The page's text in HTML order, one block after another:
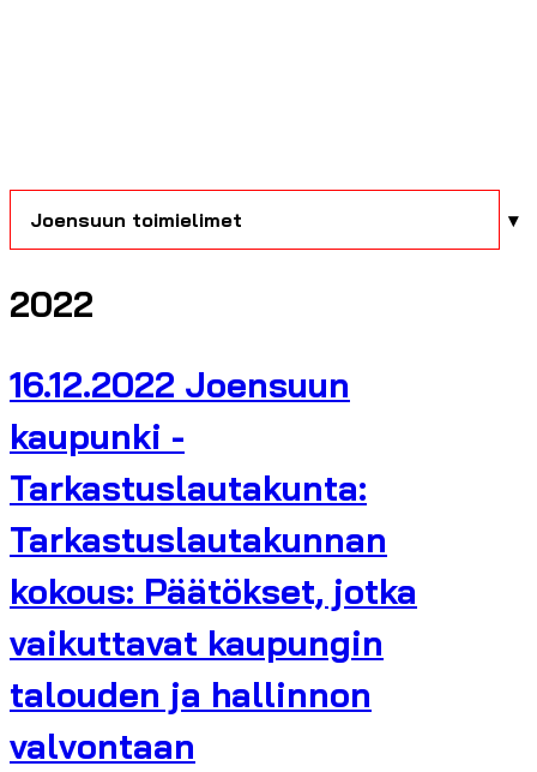
Joensuun toimielimet
2022
16.12.2022 Joensuun
kaupunki -
Tarkastuslautakunta:
Tarkastuslautakunnan
kokous: Päätökset, jotka
vaikuttavat kaupungin
talouden ja hallinnon
valvontaan